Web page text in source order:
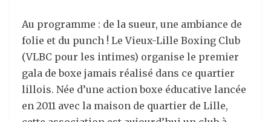
Au programme : de la sueur, une ambiance de
folie et du punch ! Le Vieux-Lille Boxing Club
(VLBC pour les intimes) organise le premier
gala de boxe jamais réalisé dans ce quartier
lillois. Née d’une action boxe éducative lancée
en 2011 avec la maison de quartier de Lille,